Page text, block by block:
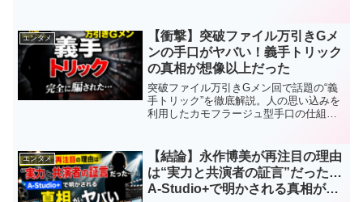
く解説します。
エンタメ
【衝撃】突破ファイル万引きGメ
ンの手口がヤバい！義手トリック
の真相が想像以上だった
突破ファイル万引きGメン回で話題の“義
手トリック”を徹底解説。人の思い込みを
利用したカモフラージュ型手口の仕組み
エンタメ
【結論】永作博美が再注目の理由
は“実力と共演者の証言”だった…
A-Studio+で明かされる真相がヤ